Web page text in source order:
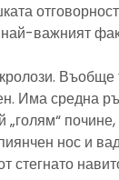
важният
Въобще
Има средна
„голям“
нос и
стегнато